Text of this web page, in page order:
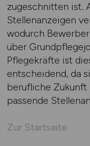
zugeschnitten ist.
Stellenanzeigen
wodurch
über
Pflegekräfte ist
entscheidend, da
berufliche Zukunft
passende
Zur Startseite